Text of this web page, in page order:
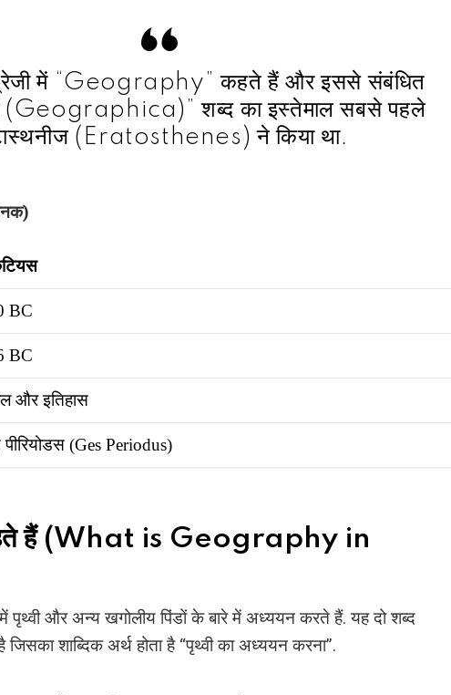
में “Geography” कहते हैं और इससे संबंधित
(Geographica)” शब्द का इस्तेमाल सबसे पहले
(Eratosthenes) ने किया था.
BC
BC
और इतिहास
(Ges Periodus)
हैं (What is Geography in
पृथ्वी और अन्य खगोलीय पिंडों के बारे में अध्ययन करते हैं. यह दो शब्द
शाब्दिक अर्थ होता है “पृथ्वी का अध्ययन करना”.